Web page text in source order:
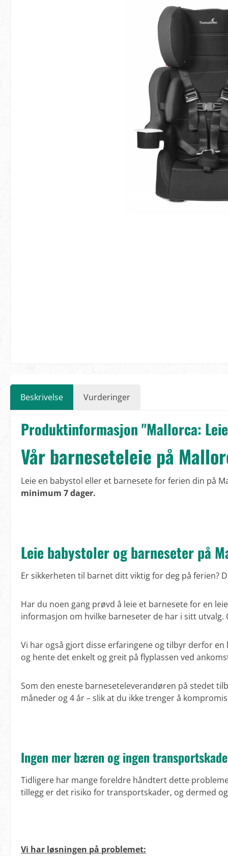
Beskrivelse Vurderinger
Produktinformasjon "Mallorca:
Vår barneseteleie på
Leie en babystol eller et barnesete for ferien din på
minimum 7 dager.
Leie babystoler og barneseter på
Er sikkerheten til barnet ditt viktig for deg på ferien?
Har du noen gang prøvd å leie et barnesete for en
informasjon om hvilke barneseter de har i sitt
Vi har også gjort disse erfaringene og tilbyr derfor
og hente det enkelt og greit på flyplassen ved
Som den eneste barneseteleverandøren på stedet
måneder og 4 år – slik at du ikke trenger å
Ingen mer bæren og ingen
Tidligere har mange foreldre håndtert dette
tillegg er det risiko for transportskader, og dermed
Vi har løsningen på problemet: